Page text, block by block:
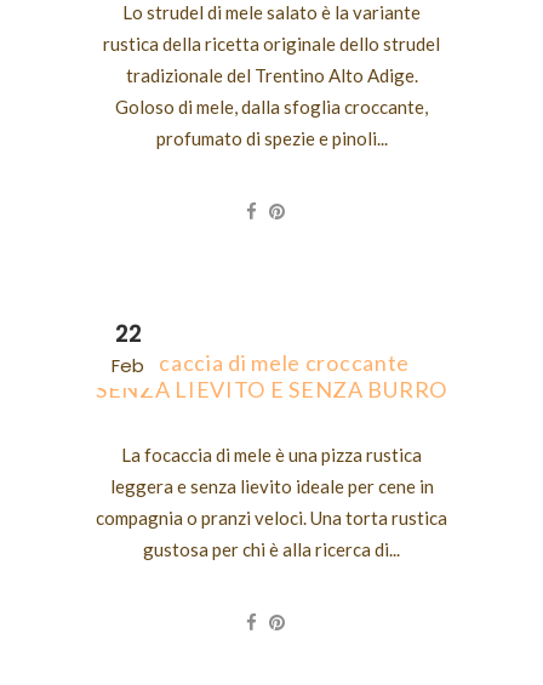
Lo strudel di mele salato è la variante
rustica della ricetta originale dello strudel
tradizionale del Trentino Alto Adige.
Goloso di mele, dalla sfoglia croccante,
profumato di spezie e pinoli...
22
FebFocaccia di mele croccante
SENZA LIEVITO E SENZA BURRO
La focaccia di mele è una pizza rustica
leggera e senza lievito ideale per cene in
compagnia o pranzi veloci. Una torta rustica
gustosa per chi è alla ricerca di...